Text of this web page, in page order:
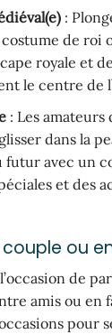
:
de roi
royale et
le centre de
: Les amateurs
dans la
futur avec un
et des
ou
de
amis ou en
pour